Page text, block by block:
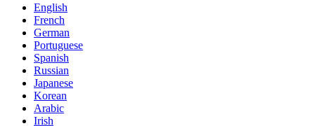
English
French
German
Portuguese
Spanish
Russian
Japanese
Korean
Arabic
Irish